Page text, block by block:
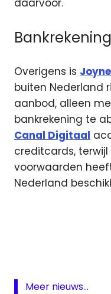
daarvoor.
Bankrekening
Overigens is Joyne
buiten Nederland
aanbod, alleen
bankrekening te
Canal Digitaal
creditcards,
voorwaarden
Nederland
Joyne
Meer nieuws...